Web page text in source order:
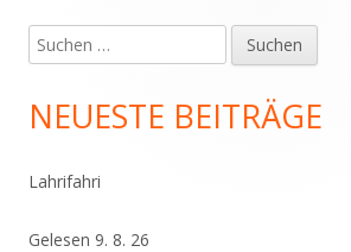
Haupt-
Seitenleiste
Suchen
nach:
NEUESTE BEITRÄGE
Lahrifahri
Gelesen 9. 8. 26